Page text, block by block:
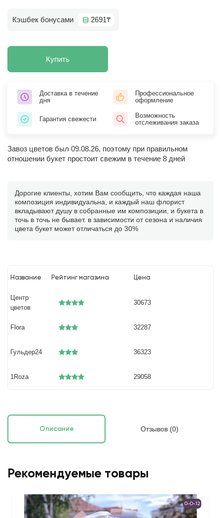
Кэшбек бонусами 2691₸
Купить
Доставка в течение
дня
Профессиональное
оформление
Гарантия свежести
Возможность
отслеживания заказа
Завоз цветов был 09.08.26, поэтому при правильном
отношении букет простоит свежим в течение 8 дней
Дорогие клиенты, хотим Вам сообщить, что каждая наша
композиция индивидуальна, и каждый наш флорист
вкладывают душу в собранные им композиции, и букета в
точь в точь не бывает. в зависимости от сезона и наличия
цвета букет может отличаться до 30%
Название Рейтинг магазина Цена
Центр
цветов
30673
Flora 32287
Гульдер24 36323
1Roza 29058
Описание Отзывов (0)
Рекомендуемые товары
0-0-12